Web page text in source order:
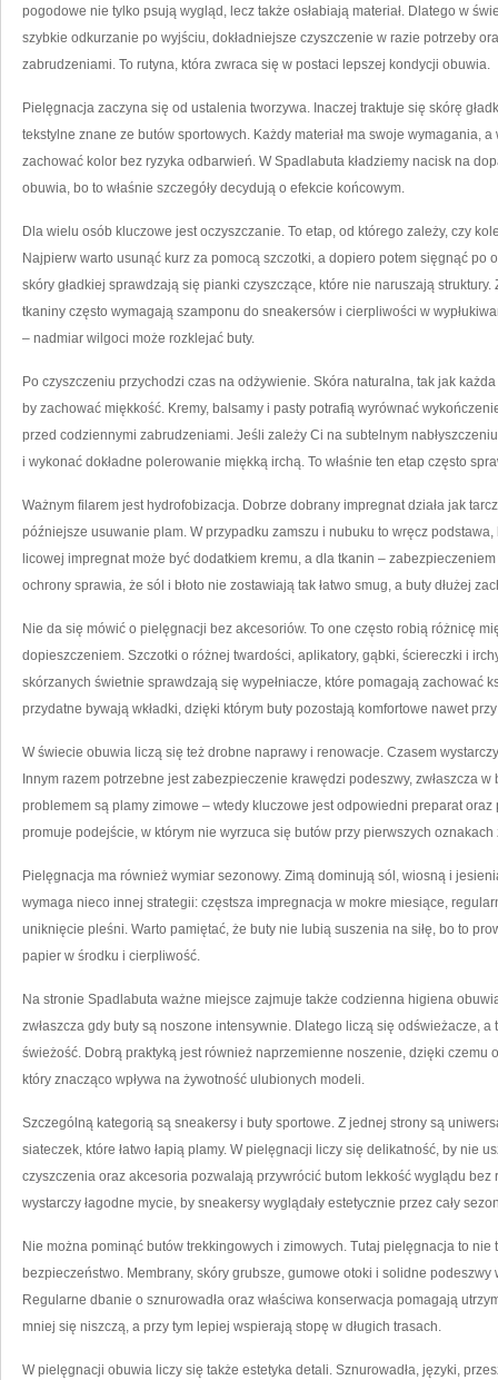
pogodowe nie tylko psują wygląd, lecz także osłabiają materiał. Dlatego w
szybkie odkurzanie po wyjściu, dokładniejsze czyszczenie w razie potrzeby
zabrudzeniami. To rutyna, która zwraca się w postaci lepszej kondycji obuwia.
Pielęgnacja zaczyna się od ustalenia tworzywa. Inaczej traktuje się skórę
tekstylne znane ze butów sportowych. Każdy materiał ma swoje wymagania,
zachować kolor bez ryzyka odbarwień. W Spadlabuta kładziemy nacisk na
obuwia, bo to właśnie szczegóły decydują o efekcie końcowym.
Dla wielu osób kluczowe jest oczyszczanie. To etap, od którego zależy, czy
Najpierw warto usunąć kurz za pomocą szczotki, a dopiero potem sięgnąć po
skóry gładkiej sprawdzają się pianki czyszczące, które nie naruszają
tkaniny często wymagają szamponu do sneakersów i cierpliwości w
– nadmiar wilgoci może rozklejać buty.
Po czyszczeniu przychodzi czas na odżywienie. Skóra naturalna, tak jak
by zachować miękkość. Kremy, balsamy i pasty potrafią wyrównać
przed codziennymi zabrudzeniami. Jeśli zależy Ci na subtelnym
i wykonać dokładne polerowanie miękką irchą. To właśnie ten etap często
Ważnym filarem jest hydrofobizacja. Dobrze dobrany impregnat działa jak
późniejsze usuwanie plam. W przypadku zamszu i nubuku to wręcz
licowej impregnat może być dodatkiem kremu, a dla tkanin –
ochrony sprawia, że sól i błoto nie zostawiają tak łatwo smug, a buty dłużej
Nie da się mówić o pielęgnacji bez akcesoriów. To one często robią różnicę
dopieszczeniem. Szczotki o różnej twardości, aplikatory, gąbki, ściereczki i
skórzanych świetnie sprawdzają się wypełniacze, które pomagają zachować
przydatne bywają wkładki, dzięki którym buty pozostają komfortowe nawet
W świecie obuwia liczą się też drobne naprawy i renowacje. Czasem
Innym razem potrzebne jest zabezpieczenie krawędzi podeszwy, zwłaszcza
problemem są plamy zimowe – wtedy kluczowe jest odpowiedni preparat
promuje podejście, w którym nie wyrzuca się butów przy pierwszych
Pielęgnacja ma również wymiar sezonowy. Zimą dominują sól, wiosną i
wymaga nieco innej strategii: częstsza impregnacja w mokre miesiące,
uniknięcie pleśni. Warto pamiętać, że buty nie lubią suszenia na siłę, bo to
papier w środku i cierpliwość.
Na stronie Spadlabuta ważne miejsce zajmuje także codzienna higiena
zwłaszcza gdy buty są noszone intensywnie. Dlatego liczą się odświeżacze, a
świeżość. Dobrą praktyką jest również naprzemienne noszenie, dzięki czemu
który znacząco wpływa na żywotność ulubionych modeli.
Szczególną kategorią są sneakersy i buty sportowe. Z jednej strony są
siateczek, które łatwo łapią plamy. W pielęgnacji liczy się delikatność, by nie
czyszczenia oraz akcesoria pozwalają przywrócić butom lekkość wyglądu
wystarczy łagodne mycie, by sneakersy wyglądały estetycznie przez cały
Nie można pominąć butów trekkingowych i zimowych. Tutaj pielęgnacja to nie
bezpieczeństwo. Membrany, skóry grubsze, gumowe otoki i solidne
Regularne dbanie o sznurowadła oraz właściwa konserwacja pomagają
mniej się niszczą, a przy tym lepiej wspierają stopę w długich trasach.
W pielęgnacji obuwia liczy się także estetyka detali. Sznurowadła, języki,